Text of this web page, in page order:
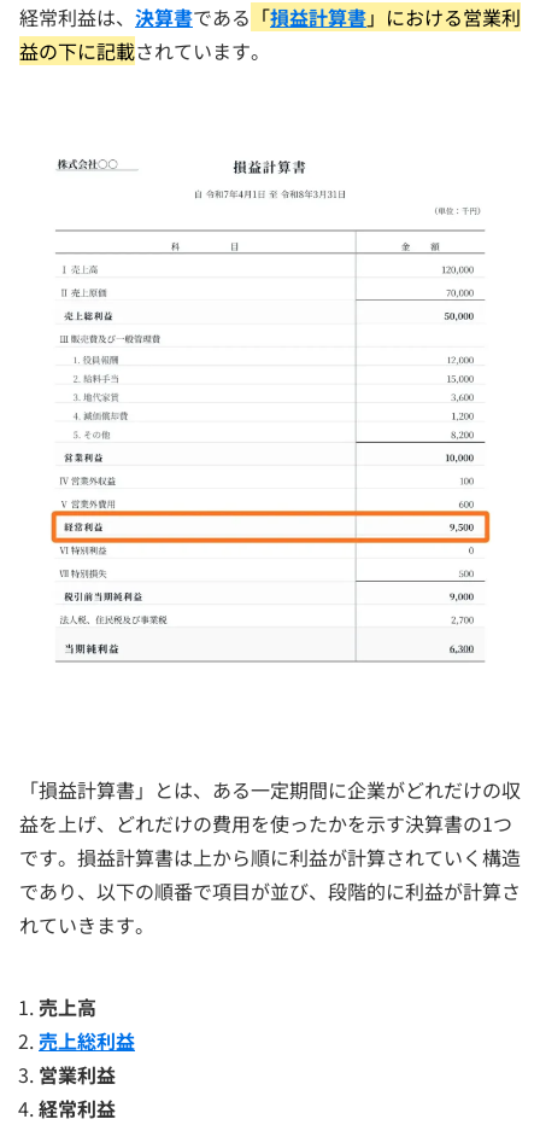
経常利益は、 決算書である 「損益計算書」における営業利
益の下に記載されています。
「損益計算書」とは、ある一定期間に企業がどれだけの収
益を上げ、どれだけの費用を使ったかを示す決算書の1つ
です。損益計算書は上から順に利益が計算されていく構造
であり、以下の順番で項目が並び、段階的に利益が計算さ
れていきます。
売上高
売上総利益
営業利益
経常利益